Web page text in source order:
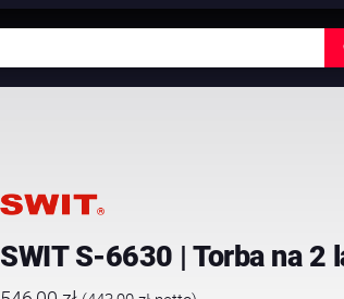
SWIT S-6630 | Torba na 2